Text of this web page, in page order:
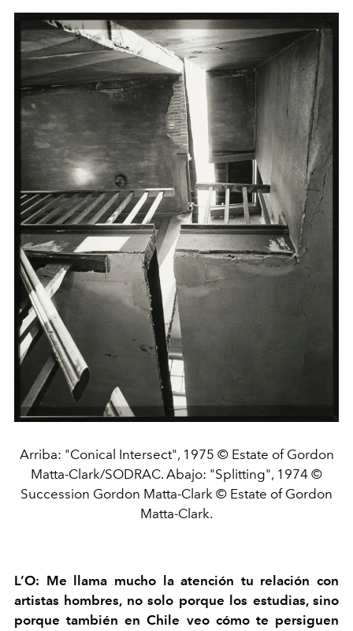
Arriba: "Conical Intersect", 1975 © Estate of Gordon
Matta-Clark/SODRAC. Abajo: "Splitting", 1974 ©
Succession Gordon Matta-Clark © Estate of Gordon
Matta-Clark.
L’O: Me llama mucho la atención tu relación con
artistas hombres, no solo porque los estudias, sino
porque también en Chile veo cómo te persiguen